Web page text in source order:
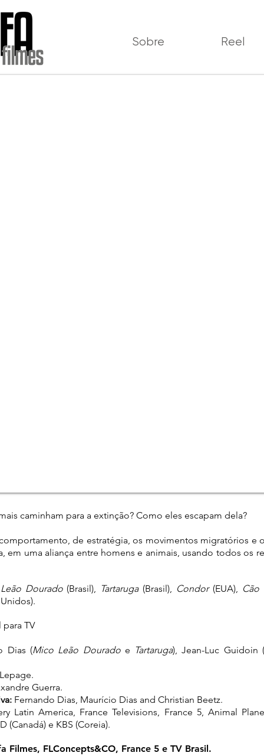
Sobre Reel
caminham para a extinção? Como eles escapam dela?
de estratégia, os movimentos migratórios
em uma aliança entre homens e animais, usando todos os
Dourado(Brasil), Tartaruga(Brasil), Condor(EUA), Cão
TV
Dias (Mico Leão Douradoe Tartaruga), Jean-Luc Guidoin
Guerra.
Fernando Dias, Maurício Dias and Christian Beetz.
Latin America, France Televisions, France 5, Animal
(Canadá) e KBS (Coreia).
Filmes, FLConcepts&CO, France 5 e TV Brasil.